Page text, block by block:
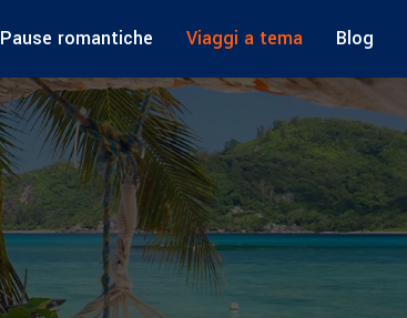
Pause romantiche Viaggi a tema Blog